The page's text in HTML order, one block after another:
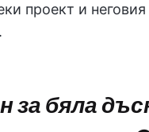
проект и
за бяла